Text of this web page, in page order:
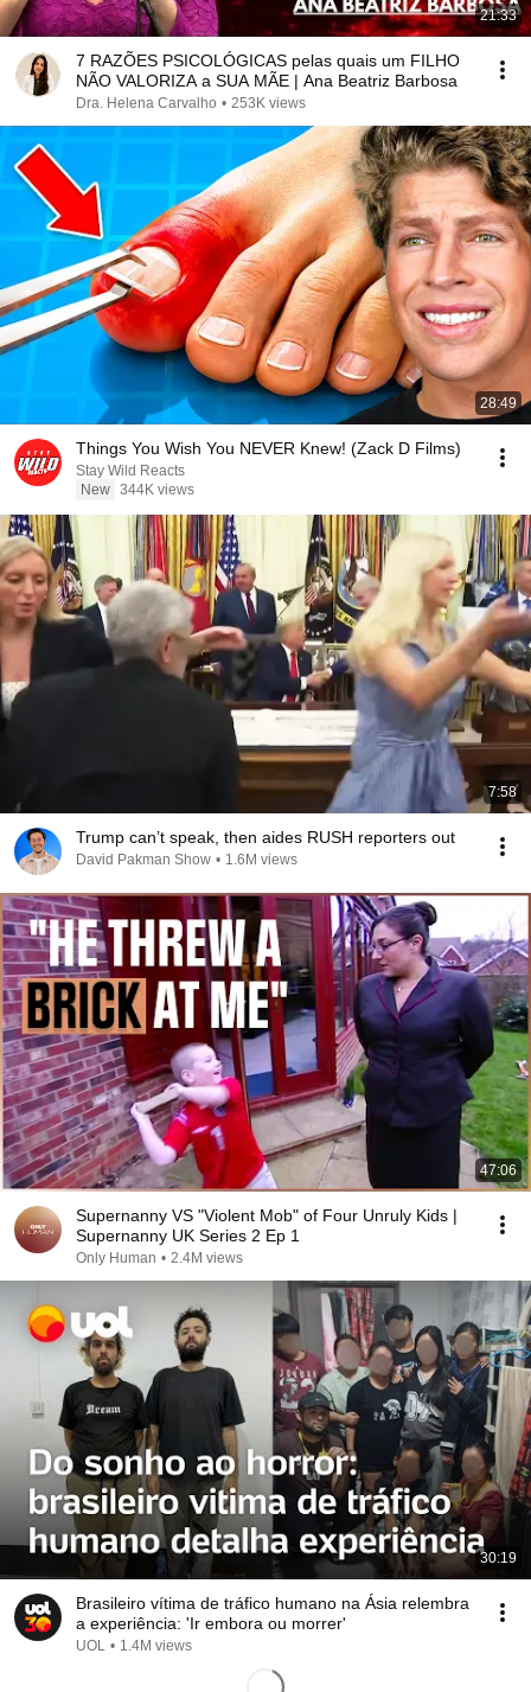
21:33
7 RAZÕES PSICOLÓGICAS pelas quais um FILHO
NÃO VALORIZA a SUA MÃE | Ana Beatriz Barbosa
Dra. Helena Carvalho • 253K views
28:49
Things You Wish You NEVER Knew! (Zack D Films)
Stay Wild Reacts
New 344K views
7:58
Trump can’t speak, then aides RUSH reporters out
David Pakman Show • 1.6M views
47:06
Supernanny VS "Violent Mob" of Four Unruly Kids |
Supernanny UK Series 2 Ep 1
Only Human • 2.4M views
30:19
Brasileiro vítima de tráfico humano na Ásia relembra
a experiência: 'Ir embora ou morrer'
UOL • 1.4M views